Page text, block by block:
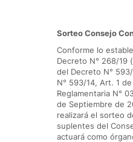
Sorteo Consejo
Conforme lo
Decreto N° 268/19
del Decreto N°
N° 593/14, Art. 1
Reglamentaria N°
de Septiembre de
realizará el sorteo
suplentes del
actuará como